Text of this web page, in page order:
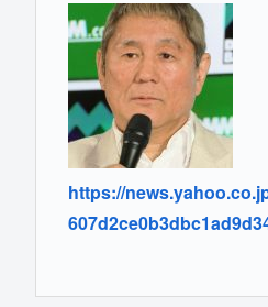
https://